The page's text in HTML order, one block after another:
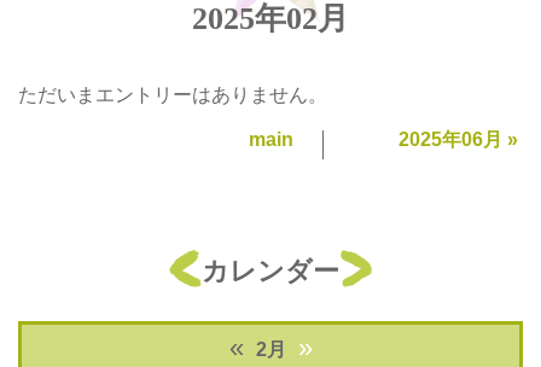
2025年02月
ただいまエントリーはありません。
main 2025年06月 »
カレンダー
« 2月 »